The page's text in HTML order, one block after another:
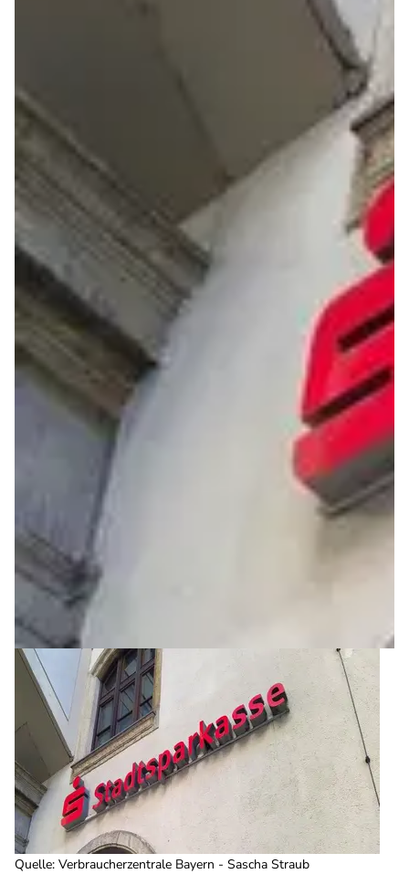
Quelle: Verbraucherzentrale Bayern - Sascha Straub